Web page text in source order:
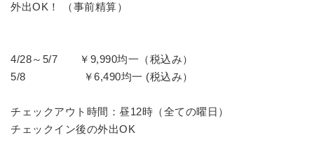
外出OK！ （事前精算）
4/28～5/7 ￥9,990均一（税込み）
5/8 ￥6,490均一 (税込み）
チェックアウト時間：昼12時（全ての曜日）
チェックイン後の外出OK